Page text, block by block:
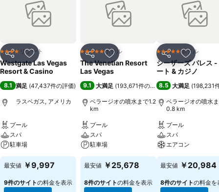
シェア お気に入りに追加
4 ホテルのランク
リゾート
Westgate Las Vegas
Resort & Casino
8.1 満足 (47,437件の評価)
ラスベガス, アメリカ
プール
スパ
駐車場
最安値 ￥9,997
9件のサイトの料金を表示
シェア お気に入りに追加
5 ホテルのランク
ホテル
The Venetian Resort
Las Vegas
9.1 大満足 (193,671件の評価)
ベラージオの噴水まで1.2
km
プール
スパ
駐車場
最安値 ￥25,678
8件のサイトの料金を表示
シェア お気に入
5 ホテルのランク
ホテル
シーザーズ パレス -
ート & カジノ
8.5 大満足 (198,231
ベラージオの噴水
0.8 km
プール
スパ
エアコン
最安値 ￥20,984
8件のサイトの料金を